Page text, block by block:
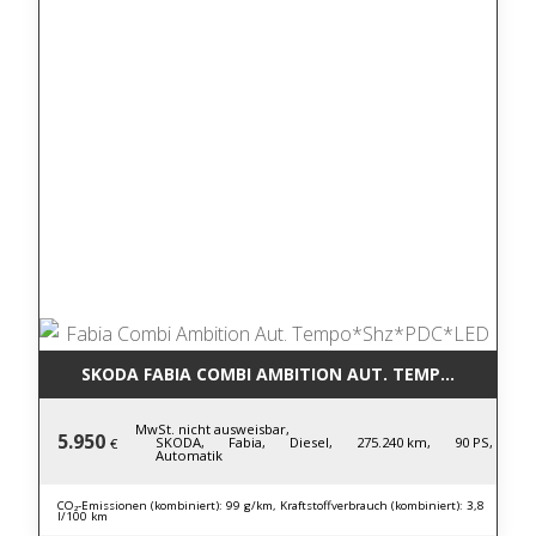
SKODA FABIA COMBI AMBITION AUT.
5.950 €
MwSt. nicht ausweisbar,
SKODA, Fabia, Diesel, 275.240 km, 90 PS,
Automatik
CO₂-Emissionen (kombiniert): 99 g/km, Kraftstoffverbrauch (kombiniert): 3,8
l/100 km